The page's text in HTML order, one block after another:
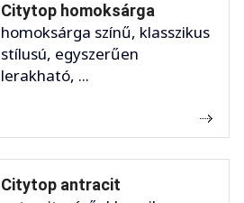
Citytop homoksárga
homoksárga színű, klasszikus
stílusú, egyszerűen
lerakható, ...
Citytop antracit